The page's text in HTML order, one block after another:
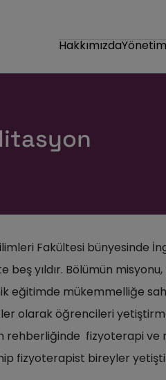
HakkımızdaYönetim
Fakültesi bünyesinde
beş yıldır. Bölümün
eğitimde mükemmelliğe
olarak öğrencileri
rehberliğinde fizyoterapi ve
fizyoterapist bireyler